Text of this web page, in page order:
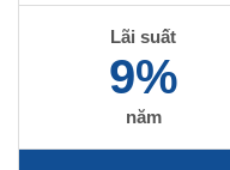
Lãi suất
9%
năm